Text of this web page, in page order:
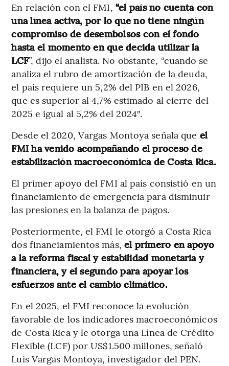
En relación con el FMI, “el país no cuenta con
una línea activa, por lo que no tiene ningún
compromiso de desembolsos con el fondo
hasta el momento en que decida utilizar la
LCF”, dijo el analista. No obstante, “cuando se
analiza el rubro de amortización de la deuda,
el país requiere un 5,2% del PIB en el 2026,
que es superior al 4,7% estimado al cierre del
2025 e igual al 5,2% del 2024″.
Desde el 2020, Vargas Montoya señala que el
FMI ha venido acompañando el proceso de
estabilización macroeconómica de Costa Rica.
El primer apoyo del FMI al país consistió en un
financiamiento de emergencia para disminuir
las presiones en la balanza de pagos.
Posteriormente, el FMI le otorgó a Costa Rica
dos financiamientos más, el primero en apoyo
a la reforma fiscal y estabilidad monetaria y
financiera, y el segundo para apoyar los
esfuerzos ante el cambio climático.
En el 2025, el FMI reconoce la evolución
favorable de los indicadores macroeconómicos
de Costa Rica y le otorga una Línea de Crédito
Flexible (LCF) por US$1.500 millones, señaló
Luis Vargas Montoya, investigador del PEN.